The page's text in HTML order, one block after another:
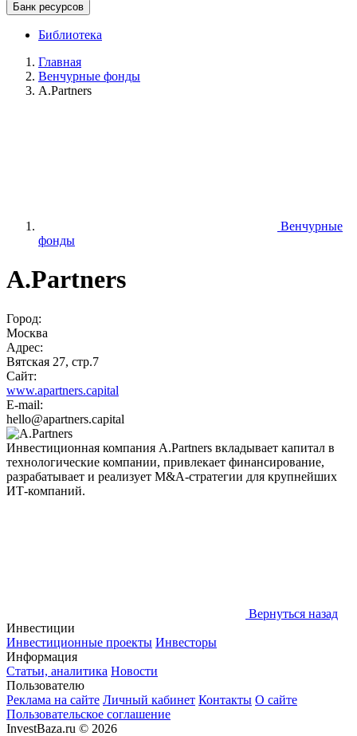
Банк ресурсов
Библиотека
Главная
Венчурные фонды
A.Partners
Венчурные
фонды
A.Partners
Город:
Москва
Адрес:
Вятская 27, стр.7
Сайт:
www.apartners.capital
E-mail:
hello@apartners.capital
Инвестиционная компания A.Partners вкладывает капитал в
технологические компании, привлекает финансирование,
разрабатывает и реализует M&A-стратегии для крупнейших
ИТ-компаний.
Вернуться назад
Инвестиции
Инвестиционные проекты Инвесторы
Информация
Статьи, аналитика Новости
Пользователю
Реклама на сайте Личный кабинет Контакты О сайте
Пользовательское соглашение
InvestBaza.ru © 2026